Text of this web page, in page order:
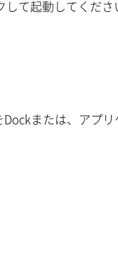
て起動してくださ
または、アプリ